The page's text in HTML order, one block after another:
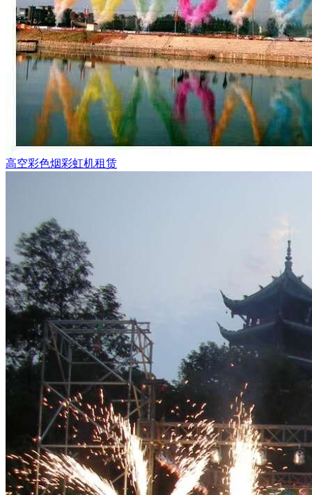
高空彩色烟彩虹机租赁